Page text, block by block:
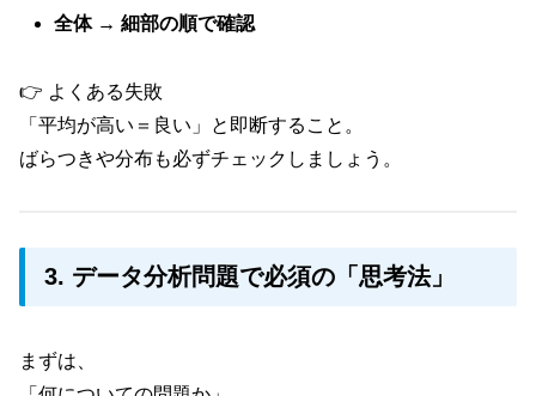
全体 → 細部の順で確認
👉 よくある失敗
「平均が高い＝良い」と即断すること。
ばらつきや分布も必ずチェックしましょう。
3. データ分析問題で必須の「思考法」
まずは、